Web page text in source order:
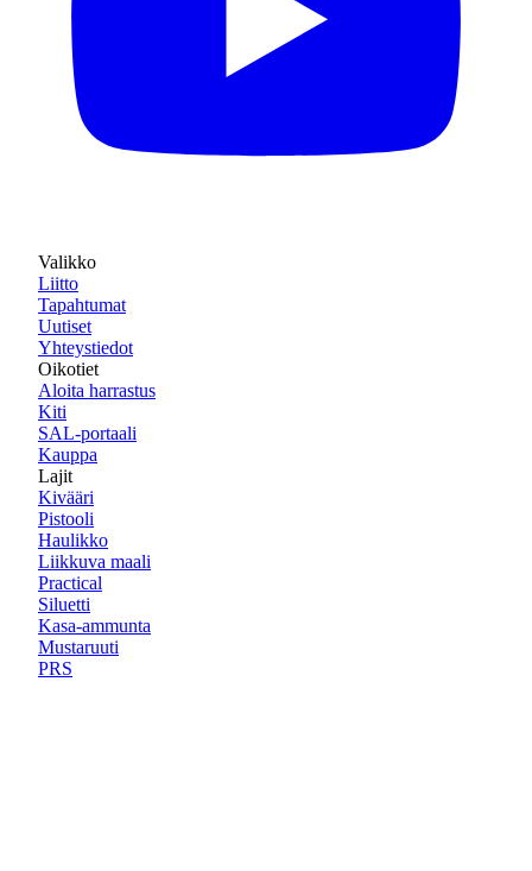
Valikko
Liitto
Tapahtumat
Uutiset
Yhteystiedot
Oikotiet
Aloita harrastus
Kiti
SAL-portaali
Kauppa
Lajit
Kivääri
Pistooli
Haulikko
Liikkuva maali
Practical
Siluetti
Kasa-ammunta
Mustaruuti
PRS